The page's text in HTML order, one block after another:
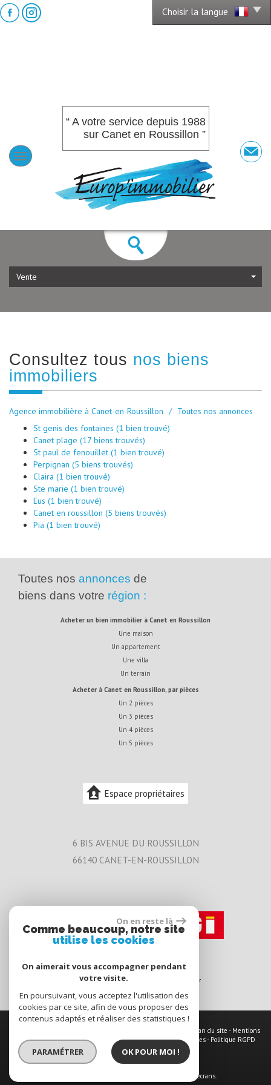
Choisir la langue
“ A votre service depuis 1988
sur Canet en Roussillon ”
Vente
consultez tous nos biens
immobiliers
Agence immobilière à Canet-en-Roussillon
Toutes nos annonces
St genis des fontaines (1 bien trouvé)
Canet plage (17 biens trouvés)
St paul de fenouillet (1 bien trouvé)
Perpignan (5 biens trouvés)
Claira (1 bien trouvé)
Ste marie (1 bien trouvé)
Eus (1 bien trouvé)
Canet en roussillon (5 biens trouvés)
Pia (1 bien trouvé)
Toutes nos annonces de
biens dans votre région :
acheter un bien immobilier à Canet en Roussillon
Une maison
Un appartement
Une villa
Un terrain
acheter à Canet en Roussillon, par pièces
Un 2 pièces
Un 3 pièces
Un 4 pièces
Un 5 pièces
Espace propriétaires
6 BIS AVENUE DU ROUSSILLON
66140 CANET-EN-ROUSSILLON
Plan du site - Mentions
légales-Nos honoraires-Partenaires -Admin-Toutes nos annonces- Politique RGPD
un seul site adaptable à tous les types d'écrans.
On en reste là
Comme beaucoup, notre site
utilise les cookies
On aimerait vous accompagner pendant
votre visite.
En poursuivant, vous acceptez l'utilisation des
cookies par ce site, afin de vous proposer des
contenus adaptés et réaliser des statistiques !
PARAMÉTRER OK POUR MOI !